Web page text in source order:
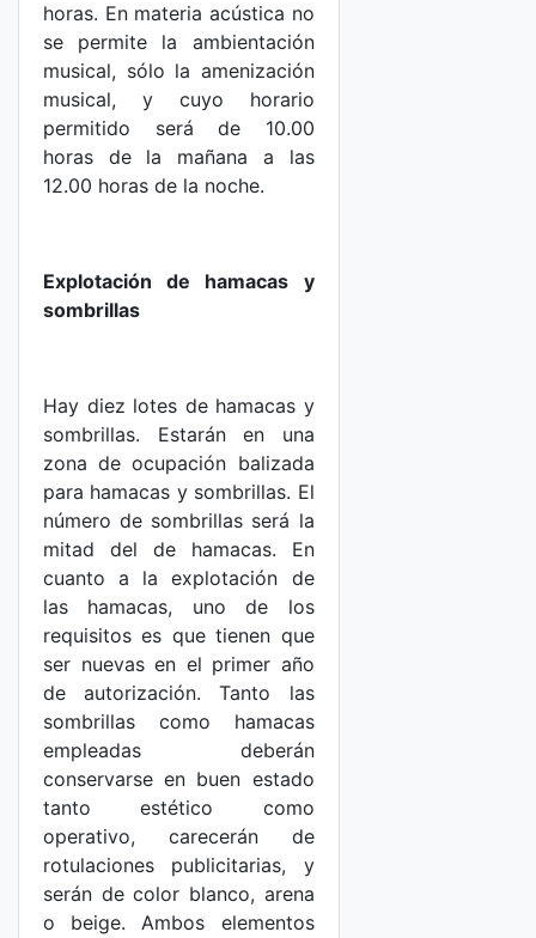
horas. En materia acústica no
se permite la ambientación
musical, sólo la amenización
musical, y cuyo horario
permitido será de 10.00
horas de la mañana a las
12.00 horas de la noche.
Explotación de hamacas y
sombrillas
Hay diez lotes de hamacas y
sombrillas. Estarán en una
zona de ocupación balizada
para hamacas y sombrillas. El
número de sombrillas será la
mitad del de hamacas. En
cuanto a la explotación de
las hamacas, uno de los
requisitos es que tienen que
ser nuevas en el primer año
de autorización. Tanto las
sombrillas como hamacas
empleadas deberán
conservarse en buen estado
tanto estético como
operativo, carecerán de
rotulaciones publicitarias, y
serán de color blanco, arena
o beige. Ambos elementos